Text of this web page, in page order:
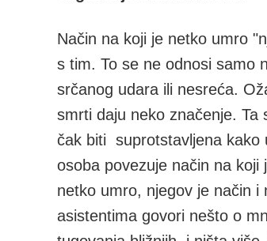
Način na koji je netko umro
s tim. To se ne odnosi samo
srčanog udara ili nesreća.
smrti daju neko značenje. Ta
čak biti suprotstavljena kako
osoba povezuje način na
netko umro, njegov je način i
asistentima govori nešto o